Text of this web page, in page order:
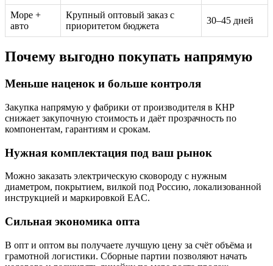
Море +
авто
Крупный оптовый заказ с
приоритетом бюджета
30–45 дней
Почему выгодно покупать напрямую
Меньше наценок и больше контроля
Закупка напрямую у фабрики от производителя в КНР
снижает закупочную стоимость и даёт прозрачность по
компонентам, гарантиям и срокам.
Нужная комплектация под ваш рынок
Можно заказать электрическую сковороду с нужным
диаметром, покрытием, вилкой под Россию, локализованной
инструкцией и маркировкой EAC.
Сильная экономика опта
В опт и оптом вы получаете лучшую цену за счёт объёма и
грамотной логистики. Сборные партии позволяют начать